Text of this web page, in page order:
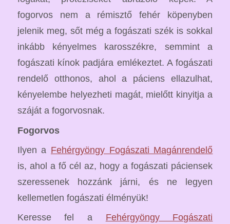
fogorvos nem a rémisztő fehér köpenyben
jelenik meg, sőt még a fogászati szék is sokkal
inkább kényelmes karosszékre, semmint a
fogászati kínok padjára emlékeztet. A fogászati
rendelő otthonos, ahol a páciens ellazulhat,
kényelembe helyezheti magát, mielőtt kinyitja a
száját a fogorvosnak.
Fogorvos
Ilyen a Fehérgyöngy Fogászati Magánrendelő
is, ahol a fő cél az, hogy a fogászati páciensek
szeressenek hozzánk járni, és ne legyen
kellemetlen fogászati élményük!
Keresse fel a Fehérgyöngy Fogászati